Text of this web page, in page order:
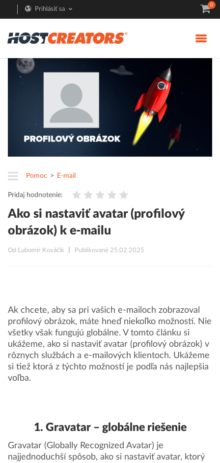
Prihlásiť sa
0
Pomoc E-mail
Pridaj hodnotenie:
Ako si nastaviť avatar (profilový
obrázok) k e-mailu
Od Ľubomír Kováčik Publikované 25.02.2025
Ak chcete, aby sa pri vašich e-mailoch zobrazoval
profilový obrázok, máte hneď niekoľko možností. Nie
všetky však fungujú globálne. V tomto článku si
ukážeme, ako si nastaviť avatar (profilový obrázok) v
rôznych službách a e-mailových klientoch. Ukážeme
si tiež ktorá z týchto možností je podľa nás najlepšia
voľba.
1. Gravatar – globálne riešenie
Gravatar (Globally Recognized Avatar) je
najjednoduchší spôsob, ako si nastaviť avatar, ktorý